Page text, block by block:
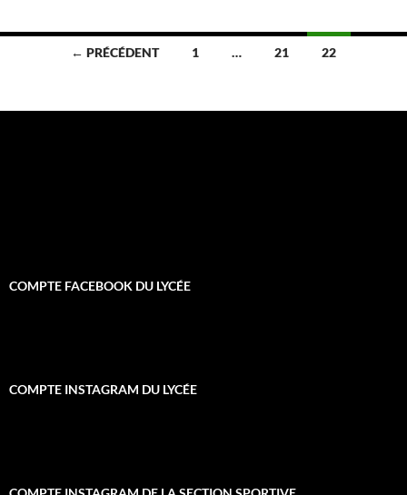
Navigation
articles
← PRÉCÉDENT 1 … 21 22
COMPTE FACEBOOK DU LYCÉE
COMPTE INSTAGRAM DU LYCÉE